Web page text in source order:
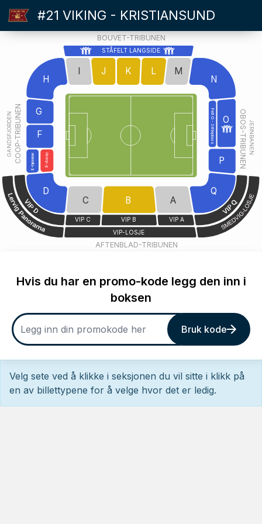
#21 VIKING - KRISTIANSUND
J K L M
N
Felt O - Sitteplass
P
Q
A
B
C
VIP C
VIP B
VIP-LOSJE
VIP A
D
F
G
H
E-Away
E-hjemme
O
STÅFELT LANGSIDE
BOUVET-TRIBUNEN
AFTENBLAD-TRIBUNEN
OBOS-TRIBUNENJERNBANEN
COOP-TRIBUNEN
GANDSFJORDEN
Hvis du har en promo-kode legg den inn i
boksen
Bruk kode
Velg sete ved å klikke i seksjonen du vil sitte i klikk på
en av billettypene for å velge hvor det er ledig.